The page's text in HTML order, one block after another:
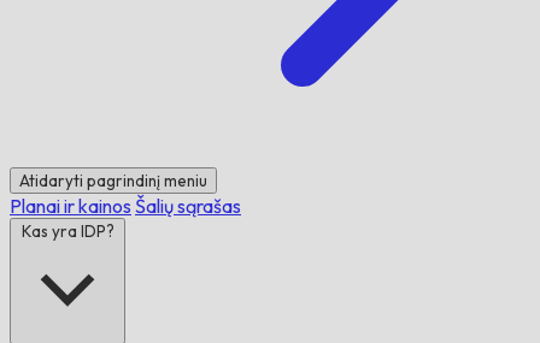
Atidaryti pagrindinį meniu
Planai ir kainos Šalių sąrašas
Kas yra IDP?